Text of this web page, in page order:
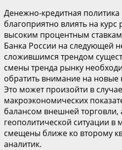
Денежно-кредитная
благоприятно влиять на курс
высоким процентным
Банка России на следующей
сложившимся трендом
смены тренда рынку
обратить внимание на новые
Это может произойти в
макроэкономических
балансом внешней торговли,
геополитической ситуации в
смещены ближе ко второму
аналитик.